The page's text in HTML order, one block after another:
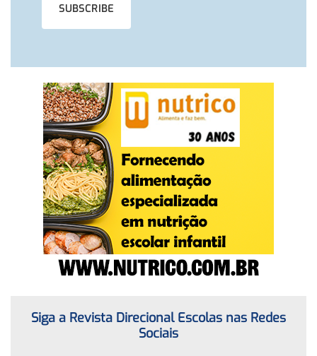
Siga a Revista Direcional Escolas nas Redes
Sociais